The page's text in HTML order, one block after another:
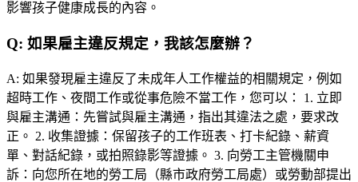
影響孩子健康成長的內容。
Q: 如果雇主違反規定，我該怎麼辦？
A: 如果發現雇主違反了未成年人工作權益的相關規定，例如
超時工作、夜間工作或從事危險不當工作，您可以： 1. 立即
與雇主溝通：先嘗試與雇主溝通，指出其違法之處，要求改
正。 2. 收集證據：保留孩子的工作班表、打卡紀錄、薪資
單、對話紀錄，或拍照錄影等證據。 3. 向勞工主管機關申
訴：向您所在地的勞工局（縣市政府勞工局處）或勞動部提出